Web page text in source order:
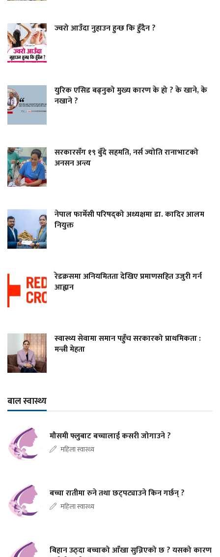
ज्वरो आउँदा नुहाउन हुन्छ कि हुँदैन ?
युरिक एसिड बढ्नुको मुख्य कारण के हो ? के खाने, के
नखाने ?
सरकारसँग १९ बुँदे सहमति, नर्स ज्योति रानाभाटको
अनसन अन्त्य
नेपाल फार्मेसी परिषद्को अध्यक्षमा डा. कादिर आलम
नियुक्त
रेडक्रसमा अनियमितता देखिए प्रमाणसहित उजुरी गर्न
आह्वान
स्वास्थ्य सेवामा समान पहुँच सरकारको प्राथमिकता :
मन्त्री मेहता
बाल स्वास्थ्य
मौसमी फ्लुबाट बच्चालाई कसरी जोगाउने ?
महिला स्वास्थ्य
बच्चा रातीमा रुने तथा छट्पट्याउने किन गर्छन् ?
महिला स्वास्थ्य
बिहान उठ्दा बच्चाको आँखा सुन्निएको छ ? यसको कारण